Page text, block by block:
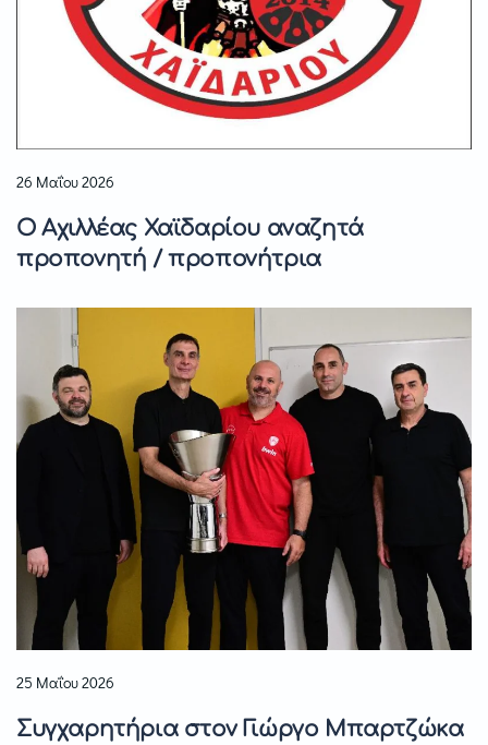
26 Μαΐου 2026
Ο Αχιλλέας Χαϊδαρίου αναζητά
προπονητή / προπονήτρια
25 Μαΐου 2026
Συγχαρητήρια στον Γιώργο Μπαρτζώκα